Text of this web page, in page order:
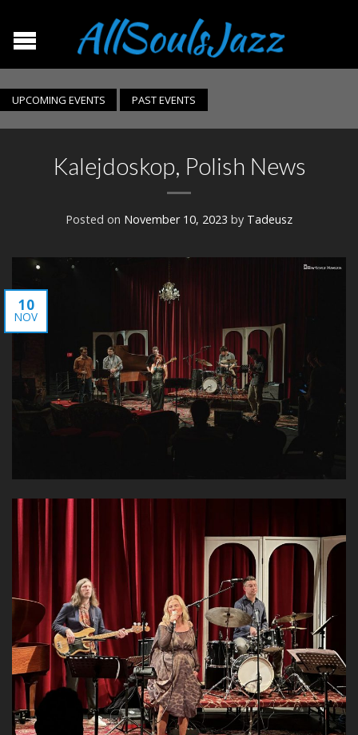
UPCOMING EVENTS PAST EVENTS
Kalejdoskop, Polish News
Posted on November 10, 2023 by Tadeusz
10
NOV